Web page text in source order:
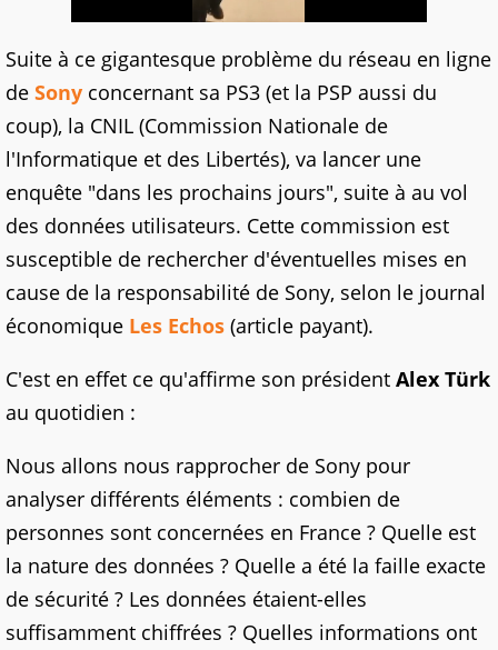
Suite à ce gigantesque problème du réseau en ligne
de Sony concernant sa PS3 (et la PSP aussi du
coup), la CNIL (Commission Nationale de
l'Informatique et des Libertés), va lancer une
enquête "dans les prochains jours", suite à au vol
des données utilisateurs. Cette commission est
susceptible de rechercher d'éventuelles mises en
cause de la responsabilité de Sony, selon le journal
économique Les Echos (article payant).
C'est en effet ce qu'affirme son président Alex Türk
au quotidien :
Nous allons nous rapprocher de Sony pour
analyser différents éléments : combien de
personnes sont concernées en France ? Quelle est
la nature des données ? Quelle a été la faille exacte
de sécurité ? Les données étaient-elles
suffisamment chiffrées ? Quelles informations ont